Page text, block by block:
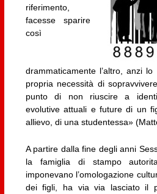
riferimento,
facesse sparire
così
drammaticamente l’altro, anzi
propria necessità di
punto di non riuscire a
evolutive attuali e future di un
allievo, di una studentessa»
A partire dalla fine degli anni
la famiglia di stampo
imponevano l’omologazione
dei figli, ha via via lasciato il